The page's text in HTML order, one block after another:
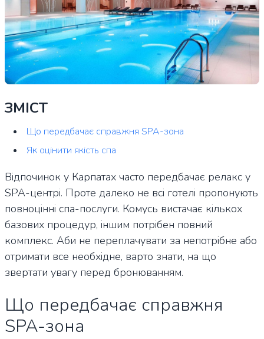
ЗМІСТ
Що передбачає справжня SPA-зона
Як оцінити якість спа
Відпочинок у Карпатах часто передбачає релакс у
SPA-центрі. Проте далеко не всі готелі пропонують
повноцінні спа-послуги. Комусь вистачає кількох
базових процедур, іншим потрібен повний
комплекс. Аби не переплачувати за непотрібне або
отримати все необхідне, варто знати, на що
звертати увагу перед бронюванням.
Що передбачає справжня
SPA-зона